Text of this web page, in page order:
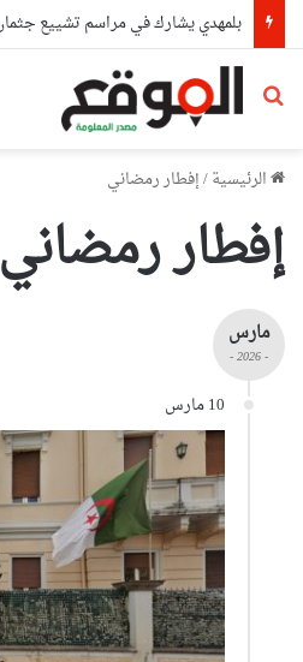
بحث عن
الرئيسية/إفطار رمضاني
إفطار رمضاني
مارس
- 2026 -
10 مارس